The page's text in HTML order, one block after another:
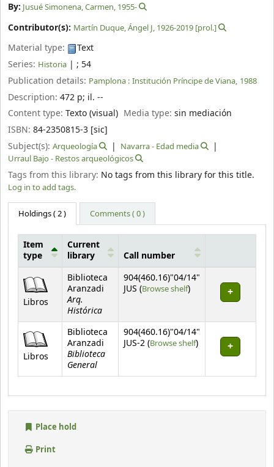
By: Jusué Simonena, Carmen, 1955-
Contributor(s): Martín Duque, Ángel J, 1926-2019 [prol.]
Material type:
Text
Series: Historia | ; 54
Publication details: Pamplona : Institución Príncipe de Viana, 1988
Description: 472 p; il. --
Content type: Texto (visual) Media type:sin mediación
ISBN: 84-2350815-3 [sic]
Subject(s): Arqueología
Navarra - Edad media
Urraul Bajo - Restos arqueológicos
Tags from this library: No tags from this library for this title.
Log in to add tags.
Holdings( 2 ) Comments ( 0 )
Item
type
Current
library
Call number
Libros
Biblioteca
Aranzadi
Arq.
Histórica
904(460.16)"04/14"
JUS (Browse shelf(Opens below)
)
Libros
Biblioteca
Aranzadi
Biblioteca
General
904(460.16)"04/14"
JUS-2 (Browse shelf(Opens below)
)
Place hold
Print